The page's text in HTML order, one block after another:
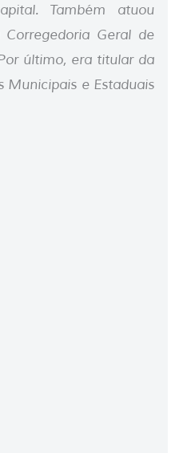
Também atuou
Geral de
último, era titular da
Municipais e Estaduais